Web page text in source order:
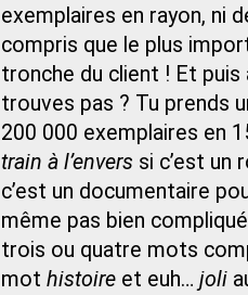
exemplaires en rayon, ni
compris que le plus
tronche du client ! Et puis
trouves pas ? Tu prends
200 000 exemplaires en
train à l’envers si c’est un
c’est un documentaire
même pas bien
trois ou quatre mots
mot histoire et euh… joli